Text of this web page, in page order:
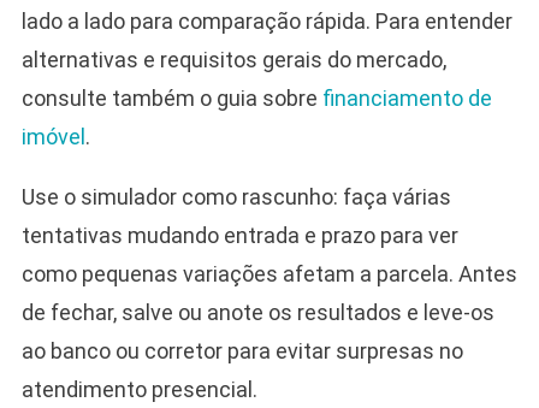
lado a lado para comparação rápida. Para entender
alternativas e requisitos gerais do mercado,
consulte também o guia sobre financiamento de
imóvel .
Use o simulador como rascunho: faça várias
tentativas mudando entrada e prazo para ver
como pequenas variações afetam a parcela. Antes
de fechar, salve ou anote os resultados e leve-os
ao banco ou corretor para evitar surpresas no
atendimento presencial.